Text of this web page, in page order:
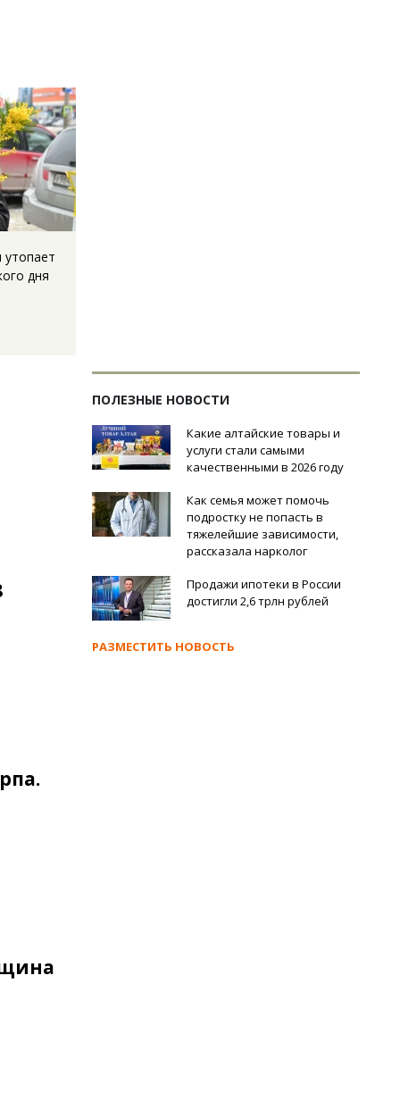
утопает
дня
ПОЛЕЗНЫЕ НОВОСТИ
Какие алтайские товары и
услуги стали самыми
качественными в 2026 году
Как семья может помочь
подростку не попасть в
тяжелейшие зависимости,
рассказала нарколог
Продажи ипотеки в России
достигли 2,6 трлн рублей
РАЗМЕСТИТЬ НОВОСТЬ